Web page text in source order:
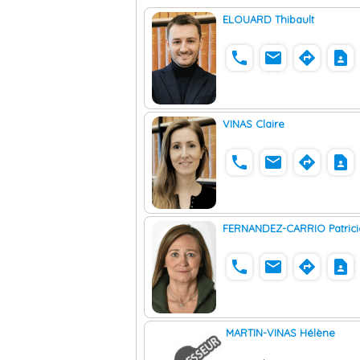
ELOUARD Thibault
phone email directions contact_page
VINAS Claire
phone email directions contact_page
FERNANDEZ-CARRIO
phone email directions contact_page
MARTIN-VINAS Hélène